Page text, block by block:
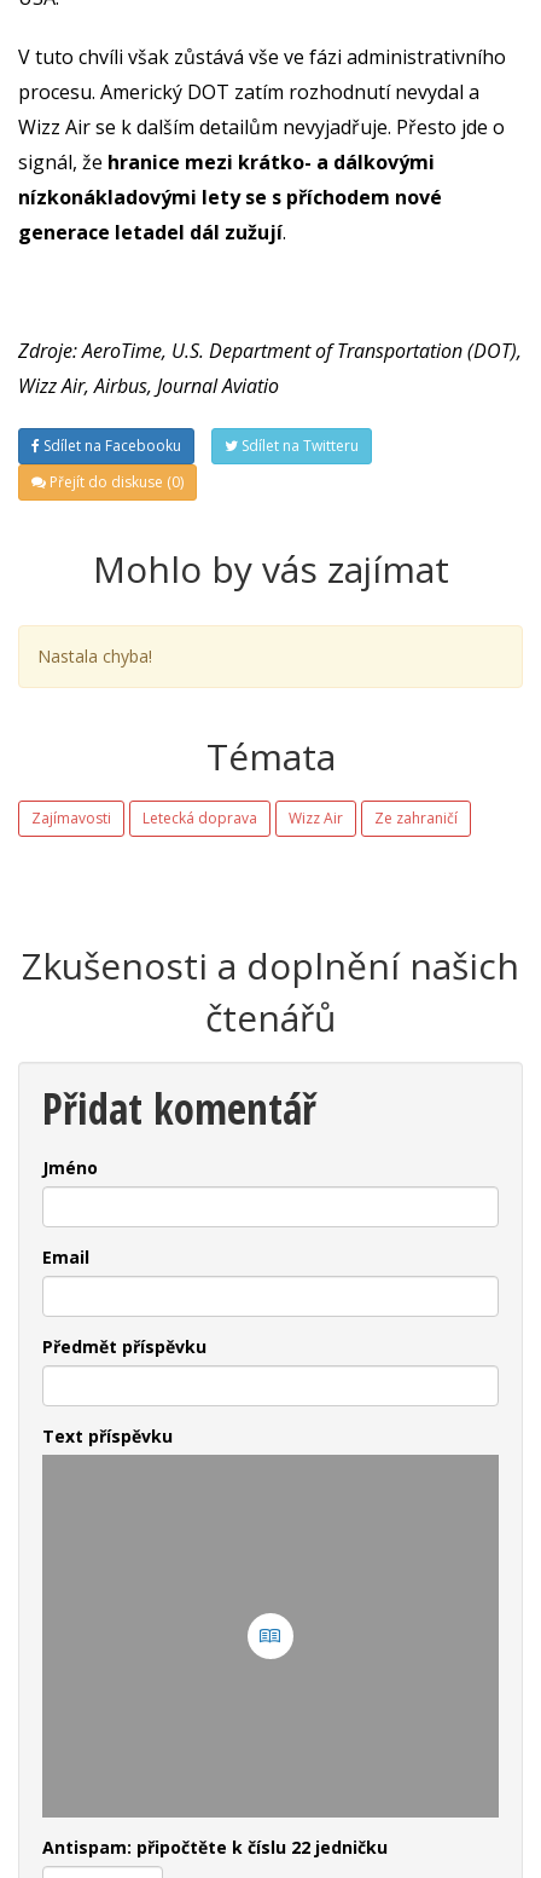
V tuto chvíli však zůstává vše ve fázi administrativního
procesu. Americký DOT zatím rozhodnutí nevydal a
Wizz Air se k dalším detailům nevyjadřuje. Přesto jde o
signál, že hranice mezi krátko- a dálkovými
nízkonákladovými lety se s příchodem nové
generace letadel dál zužují.
Zdroje: AeroTime, U.S. Department of Transportation (DOT),
Wizz Air, Airbus, Journal Aviatio
Sdílet na Facebooku
Sdílet na Twitteru
Přejít do diskuse (0)
Mohlo by vás zajímat
Nastala chyba!
Témata
Zajímavosti Letecká doprava Wizz Air Ze zahraničí
Zkušenosti a doplnění našich
čtenářů
Přidat komentář
Jméno
Email
Předmět příspěvku
Text příspěvku
Antispam: připočtěte k číslu 22 jedničku